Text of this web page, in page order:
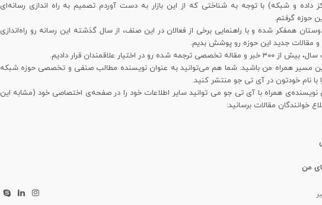
داده و شبکه) با توجه به شناختی که از این بازار به دست آوردم تصمیم به راه اندازی رسانه‌ای
حوزه گرفتم.
همفکر شده و با راهنمایی برخی از فعالان در این صنف، از سال گذشته این رسانه رو راه‌اندازی
و مقالات جدید این حوزه رو پوشش بدیم.
ترجمه شده رو در اختیار علاقمندان قرار دادیم.
این مسیر همراه من باشید. شما هم می‌توانید به عنوان نویسنده مطالب صنفی و تخصصی حوزه شبکه
با نام خودتون در آی تی جو منتشر کنید.
نویسنده‌ی همراه با آی تی جو می توانید سایر اطلاعات خود را در صفحه‌ی اختصاصی خود (مشابه این
خوانندگان مقالات برسانید:
من